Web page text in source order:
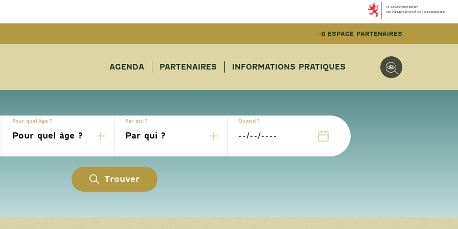
ESPACE PARTENAIRES
AGENDA PARTENAIRES INFORMATIONS PRATIQUES
Pour quel âge ? Par qui ? Quand ?
Trouver